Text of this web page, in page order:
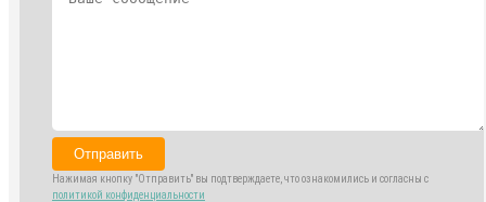
Отправить
Нажимая кнопку "Отправить" вы подтверждаете, что ознакомились и согласны с
политикой конфиденциальности